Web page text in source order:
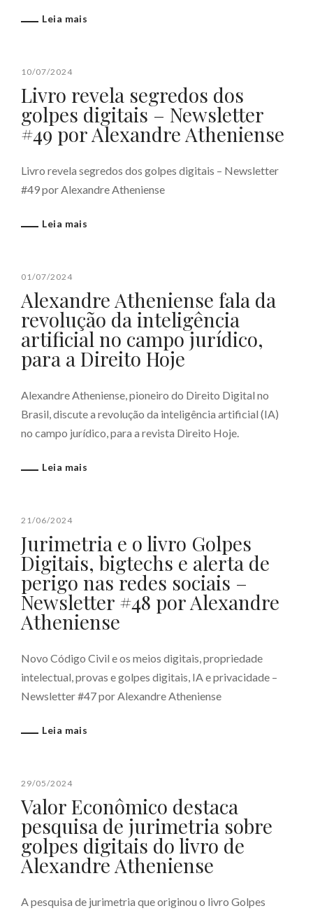
Leia mais
10/07/2024
Livro revela segredos dos
golpes digitais – Newsletter
#49 por Alexandre Atheniense
Livro revela segredos dos golpes digitais – Newsletter
#49 por Alexandre Atheniense
Leia mais
01/07/2024
Alexandre Atheniense fala da
revolução da inteligência
artificial no campo jurídico,
para a Direito Hoje
Alexandre Atheniense, pioneiro do Direito Digital no
Brasil, discute a revolução da inteligência artificial (IA)
no campo jurídico, para a revista Direito Hoje.
Leia mais
21/06/2024
Jurimetria e o livro Golpes
Digitais, bigtechs e alerta de
perigo nas redes sociais –
Newsletter #48 por Alexandre
Atheniense
Novo Código Civil e os meios digitais, propriedade
intelectual, provas e golpes digitais, IA e privacidade –
Newsletter #47 por Alexandre Atheniense
Leia mais
29/05/2024
Valor Econômico destaca
pesquisa de jurimetria sobre
golpes digitais do livro de
Alexandre Atheniense
A pesquisa de jurimetria que originou o livro Golpes